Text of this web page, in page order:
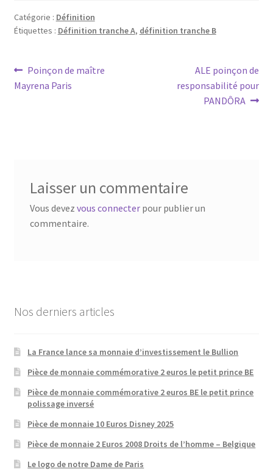
Catégorie : Définition
Étiquettes : Définition tranche A, définition tranche B
Poinçon de maître
Mayrena Paris
ALE poinçon de
responsabilité pour
PANDÔRA
Laisser un commentaire
Vous devez vous connecterpour publier un
commentaire.
Nos derniers articles
La France lance sa monnaie d’investissement le Bullion
Pièce de monnaie commémorative 2 euros le petit prince BE
Pièce de monnaie commémorative 2 euros BE le petit prince
polissage inversé
Pièce de monnaie 10 Euros Disney 2025
Pièce de monnaie 2 Euros 2008 Droits de l’homme – Belgique
Le logo de notre Dame de Paris